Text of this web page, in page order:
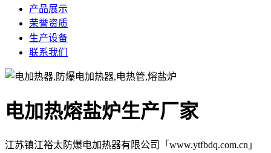
产品展示
荣誉资质
生产设备
联系我们
电加热熔盐炉生产厂家
江苏镇江裕太防爆电加热器有限公司「www.ytfbdq.com.cn」